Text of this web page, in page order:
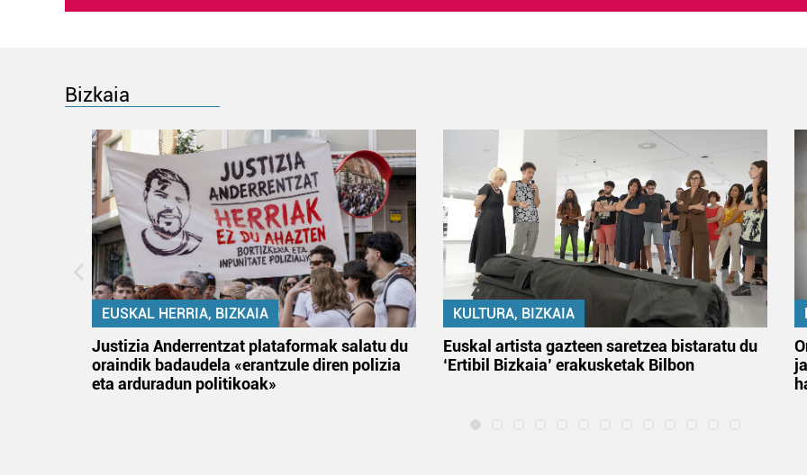
Bizkaia
EUSKAL HERRIA, BIZKAIA
Justizia Anderrentzat plataformak salatu du
oraindik badaudela «erantzule diren polizia
eta arduradun politikoak»
KULTURA, BIZKAIA
Euskal artista gazteen saretzea bistaratu du
‘Ertibil Bizkaia’ erakusketak Bilbon